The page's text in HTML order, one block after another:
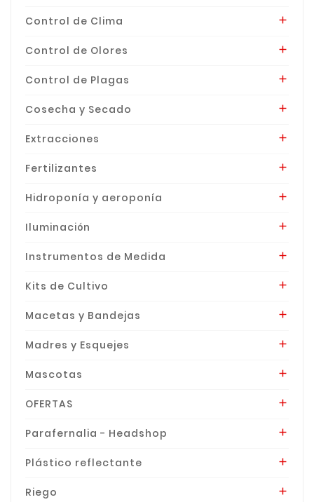
Control de Clima 
Control de Olores 
Control de Plagas 
Cosecha y Secado 
Extracciones 
Fertilizantes 
Hidroponía y aeroponía 
Iluminación 
Instrumentos de Medida 
Kits de Cultivo 
Macetas y Bandejas 
Madres y Esquejes 
Mascotas 
OFERTAS 
Parafernalia - Headshop 
Plástico reflectante 
Riego 